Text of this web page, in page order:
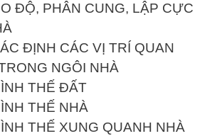
ĐỘ, PHÂN CUNG, LẬP CỰC
ĐỊNH CÁC VỊ TRÍ QUAN
NGÔI NHÀ
THẾ ĐẤT
THẾ NHÀ
THẾ XUNG QUANH NHÀ